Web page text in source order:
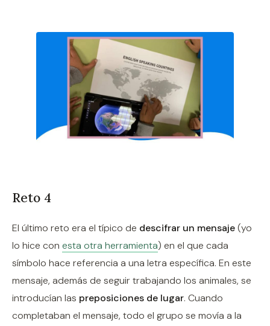
Reto 4
El último reto era el típico de descifrar un mensaje(yo
lo hice con esta otra herramienta) en el que cada
símbolo hace referencia a una letra específica. En este
mensaje, además de seguir trabajando los animales, se
introducían las preposiciones de lugar. Cuando
completaban el mensaje, todo el grupo se movía a la